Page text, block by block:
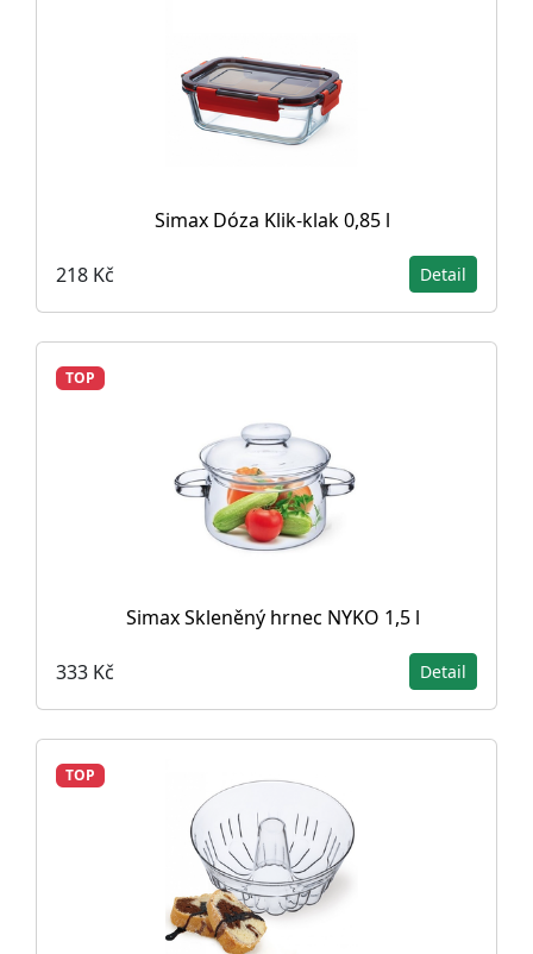
Simax Dóza Klik-klak 0,85 l
218 Kč Detail
TOP
Simax Skleněný hrnec NYKO 1,5 l
333 Kč Detail
TOP